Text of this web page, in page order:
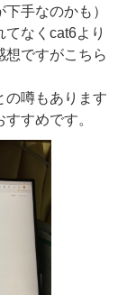
手なのかも）
なくcat6より
想ですがこちら
の噂もあります
すめです。